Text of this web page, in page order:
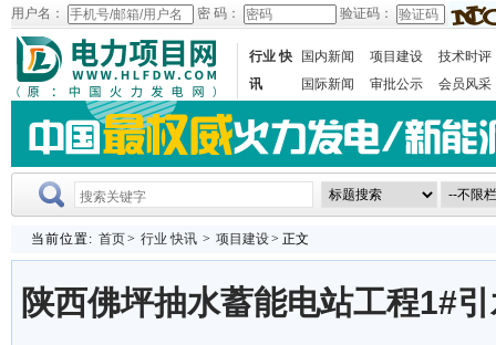
用户名： 密 码： 验证码：
行业 快
讯
国内新闻 项目建设
技术时评
国际新闻
审批公示 会员风采
当前位置: 首页> 行业 快讯 > 项目建设> 正文
陕西佛坪抽水蓄能电站工程1#